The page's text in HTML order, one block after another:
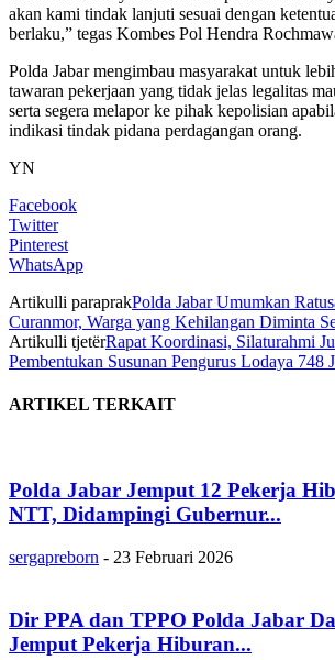
akan kami tindak lanjuti sesuai dengan
berlaku,” tegas Kombes Pol Hendra
Polda Jabar mengimbau masyarakat untuk
tawaran pekerjaan yang tidak jelas legalitas
serta segera melapor ke pihak kepolisian
indikasi tindak pidana perdagangan orang.
YN
Facebook
Twitter
Pinterest
WhatsApp
Artikulli paraprakPolda Jabar Umumkan
Curanmor, Warga yang Kehilangan Diminta
Artikulli tjetërRapat Koordinasi, Silaturahmi
Pembentukan Susunan Pengurus Lodaya 748
ARTIKEL TERKAIT
Polda Jabar Jemput 12 Pekerja
NTT, Didampingi Gubernur...
sergapreborn - 23 Februari 2026
Dir PPA dan TPPO Polda Jabar
Jemput Pekerja Hiburan...